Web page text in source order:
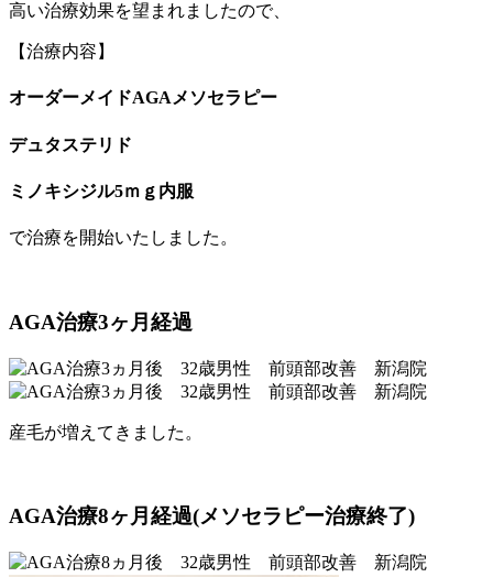
高い治療効果を望まれましたので、
【治療内容】
オーダーメイドAGAメソセラピー
デュタステリド
ミノキシジル5ｍｇ内服
で治療を開始いたしました。
AGA治療3ヶ月経過
産毛が増えてきました。
AGA治療8ヶ月経過(メソセラピー治療終了)